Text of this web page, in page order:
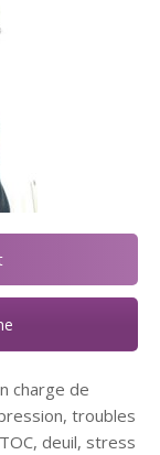
charge de
troubles
deuil, stress